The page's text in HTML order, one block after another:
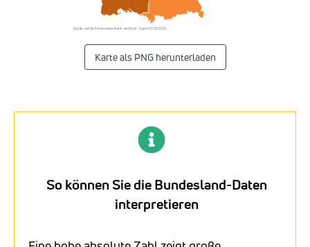
Quelle: Listflix-Firmendatenbank · listflix.de · Stand 07.08.2026
Karte als PNG herunterladen
So können Sie die Bundesland-Daten
interpretieren